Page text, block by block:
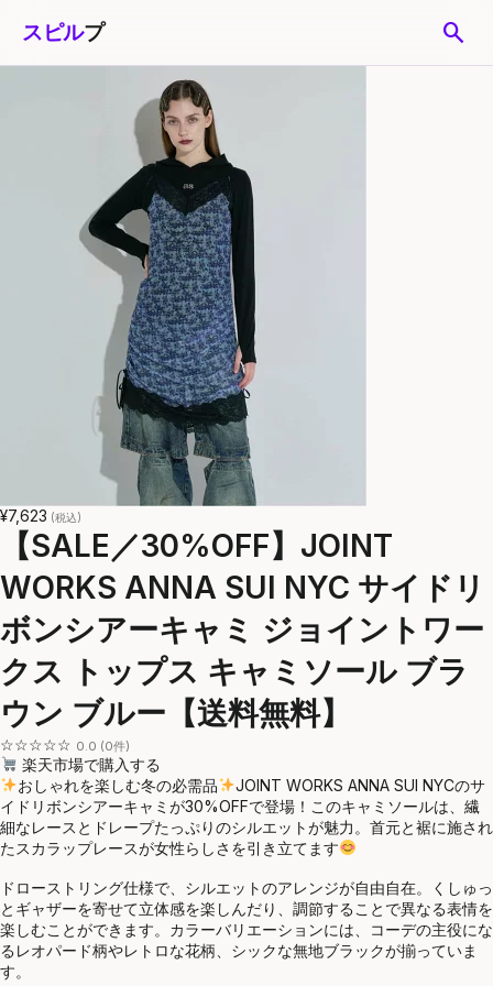
スピルプ search
¥7,623 (税込)
【SALE／30%OFF】JOINT
WORKS ANNA SUI NYC サイドリ
ボンシアーキャミ ジョイントワー
クス トップス キャミソール ブラ
ウン ブルー【送料無料】
☆☆☆☆☆ 0.0 (0件)
楽天市場で購入する
おしゃれを楽しむ冬の必需品
JOINT WORKS ANNA SUI NYCのサ
イドリボンシアーキャミが30%OFFで登場！このキャミソールは、繊
細なレースとドレープたっぷりのシルエットが魅力。首元と裾に施され
たスカラップレースが女性らしさを引き立てます
ドローストリング仕様で、シルエットのアレンジが自由自在。くしゅっ
とギャザーを寄せて立体感を楽しんだり、調節することで異なる表情を
楽しむことができます。カラーバリエーションには、コーデの主役にな
るレオパード柄やレトロな花柄、シックな無地ブラックが揃っていま
す。